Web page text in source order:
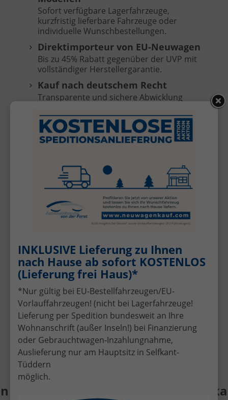
Sofort verfügbare Lagerfahrzeuge,
kurzfristig lieferbare Fahrzeuge oder
individuelle Wunschbestellungen.
Direktimporteur von EU-Neuwagen
Bis zu 45% Rabatt gegenüber der UVP mit
vollständiger Herstellergarantie.
Kauf nach deutschem Recht
Transparente und sichere Abwicklung
Fahrzeugübergabe.
Keine versteckten Kosten
Überführungskosten sind im Preis
Kostenlose Anlieferung
Ihr Fahrzeug direkt vor Ihre Haustür bei
Bestell- oder Vorlauffahrzeugen (außer
Inseln, nicht für KIA Sportage/Stonic).*
Inzahlungnahme Ihres
Schnelle und faire Bewertung Ihres
aktuellen Fahrzeugs.
Attraktive Finanzierungsangebote
Individuelle Finanzierung zu günstigen
Konditionen.
Kompetente Beratung
Persönlicher Service per Telefon, E-Mail
oder vor Ort in Selfkant-Tüddern.
Gebrauchtwagen • Fahrzeug-
INKLUSIVE Lieferung zu Ihnen
nach Hause ab sofort KOSTENLOS
(Lieferung frei Haus)*
*Nur gültig bei EU-Bestellfahrzeugen/EU-
Vorlauffahrzeugen! (nicht bei Lagerfahrzeuge!
Lieferung per Spedition bundesweit an Ihre
Wohnanschrift (außer Inseln!) bei Finanzierung
oder Gebrauchtwagen-Inzahlungnahme,
Auslieferung nur am Hauptsitz in Selfkant-
Tüddern
möglich.